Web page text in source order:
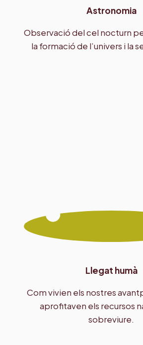
Astronomia
Observació del cel nocturn
la formació de l’univers i la
Llegat humà
Com vivien els nostres
aprofitaven els recursos
sobreviure.